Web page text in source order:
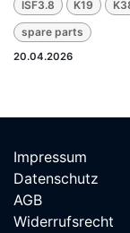
ISF3.8 K19
spare parts
20.04.2026
Impressum
Datenschutz
AGB
Widerrufsrecht